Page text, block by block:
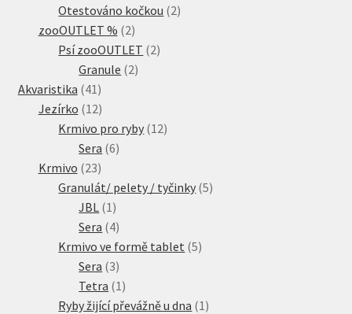
produkty
Otestováno kočkou 22
zooOUTLET % 22
produkty
Psí zooOUTLET 22
Granule 22
Akvaristika 41 41
produktů
Jezírko 1212
produktů
Krmivo pro ryby 1212
Sera 66
Krmivo 2323
produktů
Granulát/ pelety / tyčinky 55
JBL 1 1
produkt
Sera 44
produkty
Krmivo ve formě tablet 55
Sera 33
produkty
Tetra 1 1
produkt
Ryby žijící převážně u dna 1 1